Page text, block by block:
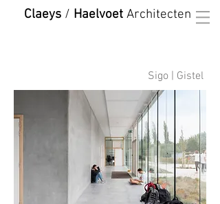
Claeys / Haelvoet Architecten
Sigo | Gistel